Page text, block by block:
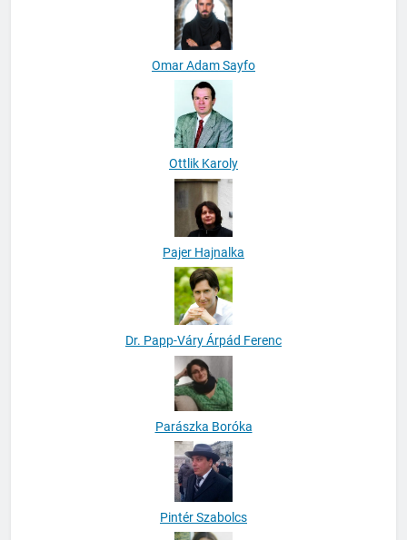
Omar Adam Sayfo
Ottlik Karoly
Pajer Hajnalka
Dr. Papp-Váry Árpád Ferenc
Parászka Boróka
Pintér Szabolcs